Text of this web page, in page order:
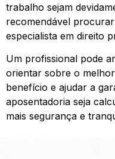
trabalho sejam
recomendável
especialista em direito
Um profissional pode
orientar sobre o
benefício e ajudar a
aposentadoria seja
mais segurança e